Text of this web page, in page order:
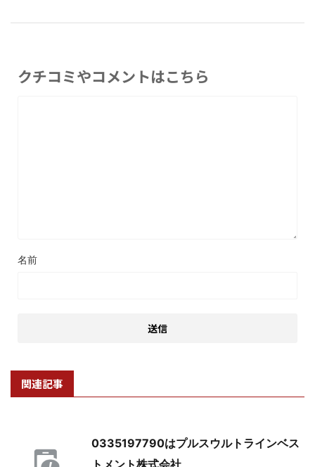
クチコミやコメントはこちら
名前
関連記事
0335197790はプルスウルトラインベス